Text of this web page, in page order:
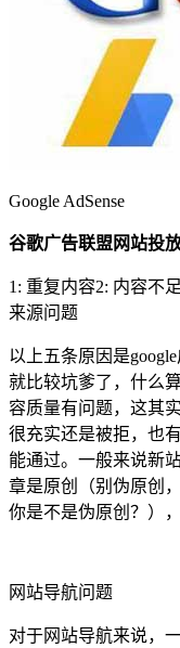
Google AdSense
谷歌广告联盟网站投
1: 重复内容2: 内容不
来源问题
以上五条原因是
就比较坑爹了，什么
容质量有问题，这其
很充实还是被拒，也
能通过。一般来说新
章是原创（别伪原创
你是不是伪原创？）
网站导航问题
对于网站导航来说，